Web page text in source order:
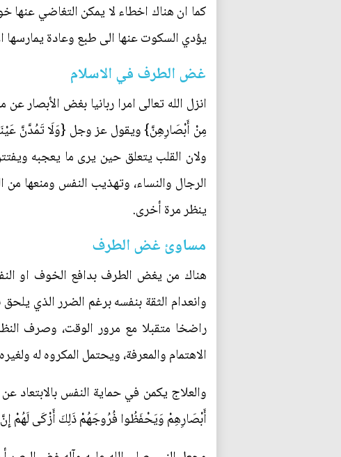
كما ان هناك اخطاء لا يمكن التغاضي عنها
يؤدي السكوت عنها الى طبع وعادة
غض الطرف في الاسلام
انزل الله تعالى امرا ربانيا بغض
مِنْ أَبْصَارِهِنَّ} ويقول عز وجل {وَلَا تَمُدَّنَّ
ولان القلب يتعلق حين يرى ما يعجبه
الرجال والنساء، وتهذيب النفس ومنعها
ينظر مرة أخرى.
مساوئ غض الطرف
هناك من يغض الطرف بدافع الخوف او
وانعدام الثقة بنفسه برغم الضرر الذي
راضخا متقبلا مع مرور الوقت، وصرف
الاهتمام والمعرفة، ويحتمل المكروه له
والعلاج يكمن في حماية النفس بالابتعاد
أَبْصَارِهِمْ وَيَحْفَظُوا فُرُوجَهُمْ ذَلِكَ أَزْكَى لَهُمْ